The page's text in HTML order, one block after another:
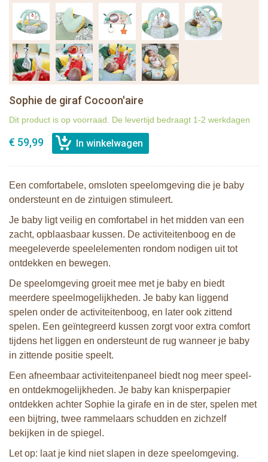
Sophie de giraf Cocoon'aire
Dit product is op voorraad. De levertijd bedraagt 1-2 werkdagen
€ 59,99
Een comfortabele, omsloten speelomgeving die je baby
ondersteunt en de zintuigen stimuleert.
Je baby ligt veilig en comfortabel in het midden van een
zacht, opblaasbaar kussen. De activiteitenboog en de
meegeleverde speelelementen rondom nodigen uit tot
ontdekken en bewegen.
De speelomgeving groeit mee met je baby en biedt
meerdere speelmogelijkheden. Je baby kan liggend
spelen onder de activiteitenboog, en later ook zittend
spelen. Een geïntegreerd kussen zorgt voor extra comfort
tijdens het liggen en ondersteunt de rug wanneer je baby
in zittende positie speelt.
Een afneembaar activiteitenpaneel biedt nog meer speel-
en ontdekmogelijkheden. Je baby kan knisperpapier
ontdekken achter Sophie la girafe en in de ster, spelen met
een bijtring, twee rammelaars schudden en zichzelf
bekijken in de spiegel.
Let op: laat je kind niet slapen in deze speelomgeving.